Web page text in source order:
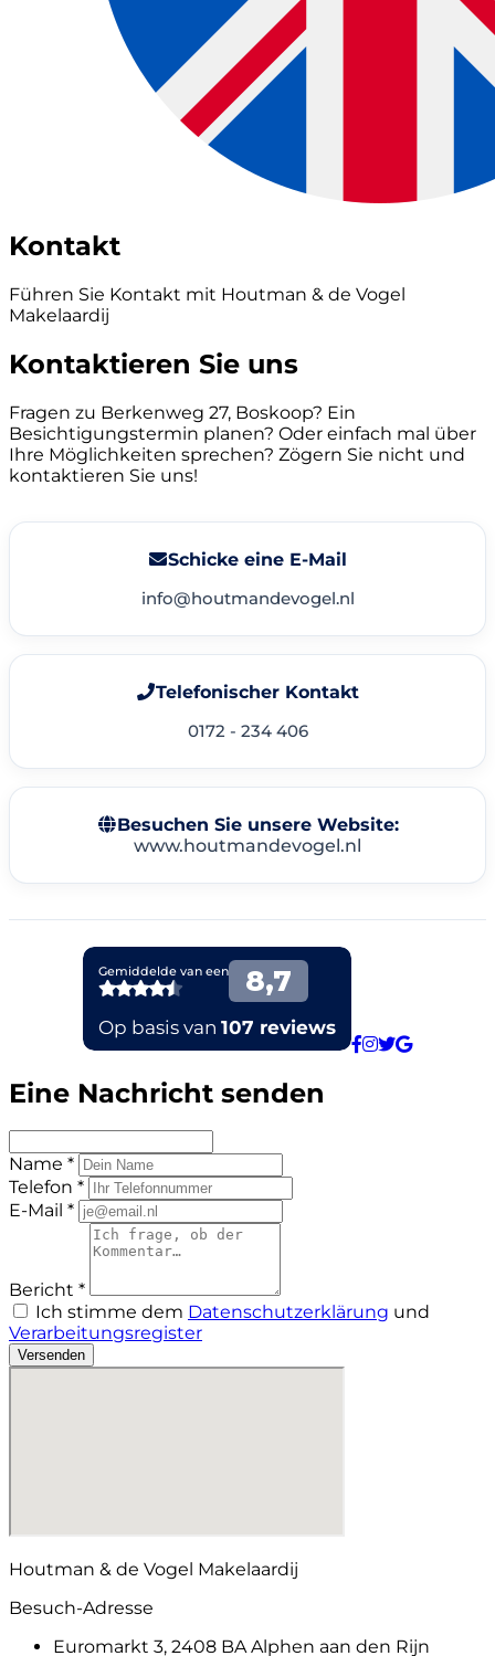
Kontakt
Führen Sie Kontakt mit Houtman & de Vogel
Makelaardij
Kontaktieren Sie uns
Fragen zu Berkenweg 27, Boskoop? Ein
Besichtigungstermin planen? Oder einfach mal über
Ihre Möglichkeiten sprechen? Zögern Sie nicht und
kontaktieren Sie uns!
Schicke eine E-Mail
info@houtmandevogel.nl
Telefonischer Kontakt
0172 - 234 406
Besuchen Sie unsere Website:
www.houtmandevogel.nl
Eine Nachricht senden
Name *
Telefon *
E-Mail *
Bericht *
Ich stimme dem Datenschutzerklärung und
Verarbeitungsregister
Versenden
Houtman & de Vogel Makelaardij
Besuch-Adresse
Euromarkt 3, 2408 BA Alphen aan den Rijn